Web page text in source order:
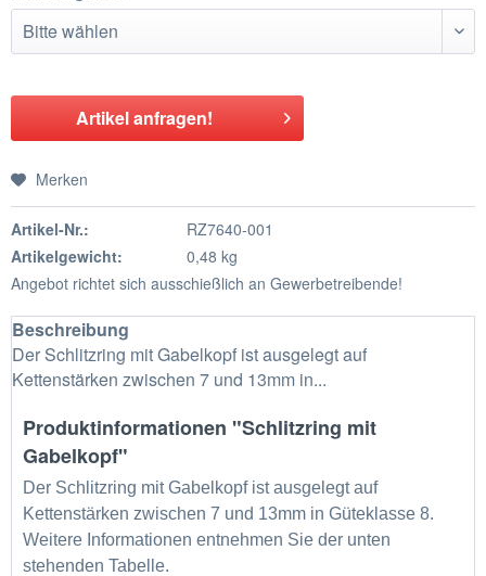
Artikel anfragen!
Merken
Artikel-Nr.:
RZ7640-001
Artikelgewicht:
0,48 kg
Angebot richtet sich ausschießlich an Gewerbetreibende!
Beschreibung
Der Schlitzring mit Gabelkopf ist ausgelegt auf
Kettenstärken zwischen 7 und 13mm in...
Produktinformationen "Schlitzring mit
Gabelkopf"
Der Schlitzring mit Gabelkopf ist ausgelegt auf
Kettenstärken zwischen 7 und 13mm in Güteklasse 8.
Weitere Informationen entnehmen Sie der unten
stehenden Tabelle.